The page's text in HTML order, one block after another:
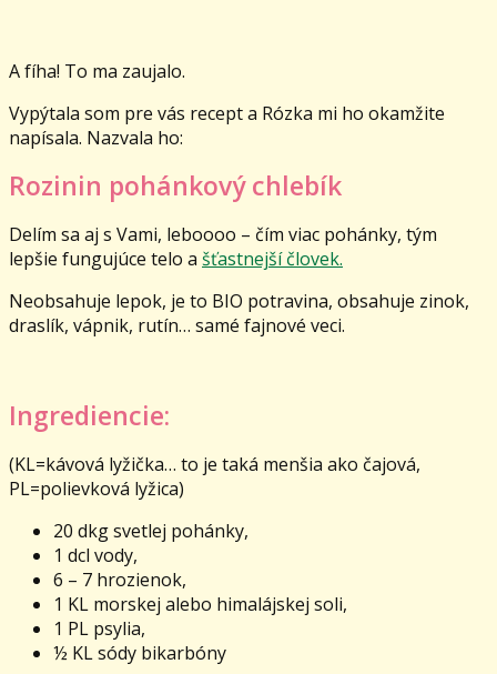
A fíha! To ma zaujalo.
Vypýtala som pre vás recept a Rózka mi ho okamžite
napísala. Nazvala ho:
Rozinin pohánkový chlebík
Delím sa aj s Vami, leboooo – čím viac pohánky, tým
lepšie fungujúce telo a šťastnejší človek.
Neobsahuje lepok, je to BIO potravina, obsahuje zinok,
draslík, vápnik, rutín… samé fajnové veci.
Ingrediencie:
(KL=kávová lyžička… to je taká menšia ako čajová,
PL=polievková lyžica)
20 dkg svetlej pohánky,
1 dcl vody,
6 – 7 hrozienok,
1 KL morskej alebo himalájskej soli,
1 PL psylia,
½ KL sódy bikarbóny